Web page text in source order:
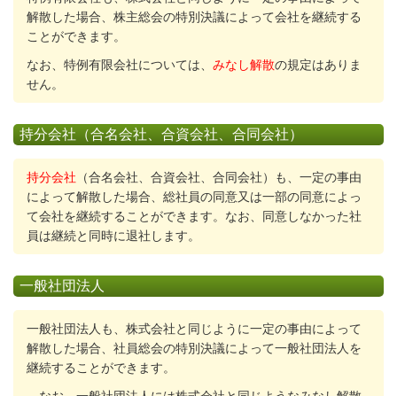
解散した場合、株主総会の特別決議によって会社を継続する
ことができます。
なお、特例有限会社については、 みなし解散の規定はありま
せん。
持分会社（合名会社、合資会社、合同会社）
持分会社 （合名会社、合資会社、合同会社）も、一定の事由
によって解散した場合、総社員の同意又は一部の同意によっ
て会社を継続することができます。なお、同意しなかった社
員は継続と同時に退社します。
一般社団法人
一般社団法人も、株式会社と同じように一定の事由によって
解散した場合、社員総会の特別決議によって一般社団法人を
継続することができます。